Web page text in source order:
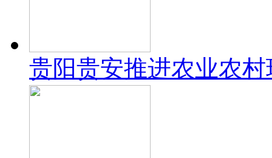
贵阳贵安推进农业农